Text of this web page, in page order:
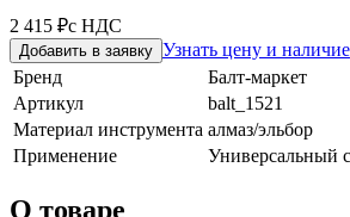
2 415 ₽с НДС
Добавить в заявку Узнать цену и наличие
Бренд
Балт-маркет
Артикул
balt_1521
Материал инструмента алмаз/эльбор
Применение
Универсальный
О товаре